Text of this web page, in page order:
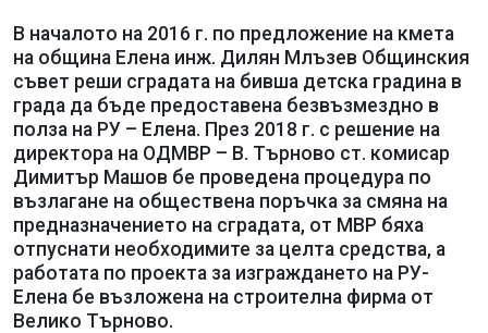
В началото на 2016 г. по предложение на кмета
на община Елена инж. Дилян Млъзев Общинския
съвет реши сградата на бивша детска градина в
града да бъде предоставена безвъзмездно в
полза на РУ – Елена. През 2018 г. с решение на
директора на ОДМВР – В. Търново ст. комисар
Димитър Машов бе проведена процедура по
възлагане на обществена поръчка за смяна на
предназначението на сградата, от МВР бяха
отпуснати необходимите за целта средства, а
работата по проекта за изграждането на РУ-
Елена бе възложена на строителна фирма от
Велико Търново.